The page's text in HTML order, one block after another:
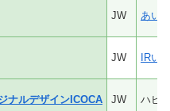
JW あい
JW IRい
ナルデザインICOCA JW ハピ